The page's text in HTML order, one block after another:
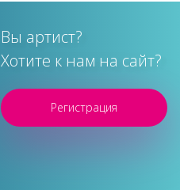
Вы артист?
Хотите к нам на сайт?
Регистрация